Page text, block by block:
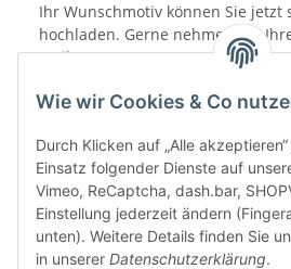
Ihr Wunschmotiv können Sie jetzt
hochladen. Gerne nehmen wir
Mail entgegen.
Wie wir Cookies & Co
Durch Klicken auf „Alle
Einsatz folgender Dienste auf
Vimeo, ReCaptcha, dash.bar,
Einstellung jederzeit ändern
unten). Weitere Details finden Sie
in unserer Datenschutzerklärung.